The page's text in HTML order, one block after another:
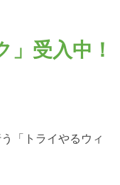
」受入中！
「トライやるウィ